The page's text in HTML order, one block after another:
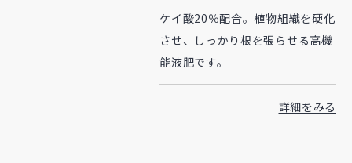
ケイ酸20％配合。植物組織を硬化
させ、しっかり根を張らせる高機
能液肥です。
詳細をみる